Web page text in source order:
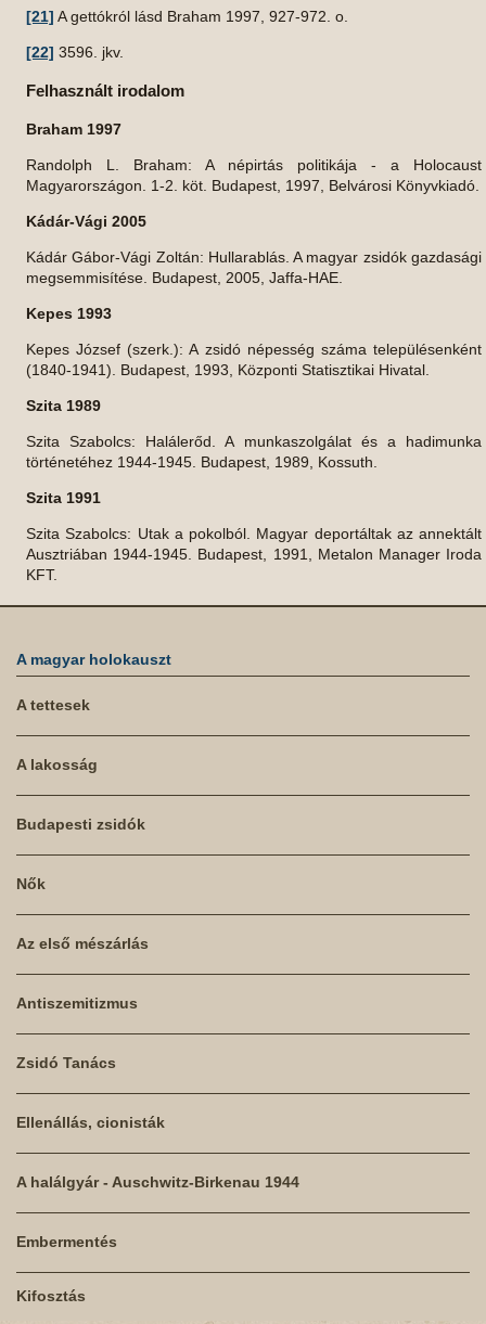
[21] A gettókról lásd Braham 1997, 927-972. o.
[22] 3596. jkv.
Felhasznált irodalom
Braham 1997
Randolph L. Braham: A népirtás politikája - a Holocaust
Magyarországon. 1-2. köt. Budapest, 1997, Belvárosi Könyvkiadó.
Kádár-Vági 2005
Kádár Gábor-Vági Zoltán: Hullarablás. A magyar zsidók gazdasági
megsemmisítése. Budapest, 2005, Jaffa-HAE.
Kepes 1993
Kepes József (szerk.): A zsidó népesség száma településenként
(1840-1941). Budapest, 1993, Központi Statisztikai Hivatal.
Szita 1989
Szita Szabolcs: Halálerőd. A munkaszolgálat és a hadimunka
történetéhez 1944-1945. Budapest, 1989, Kossuth.
Szita 1991
Szita Szabolcs: Utak a pokolból. Magyar deportáltak az annektált
Ausztriában 1944-1945. Budapest, 1991, Metalon Manager Iroda
KFT.
A magyar holokauszt
A tettesek
A lakosság
Budapesti zsidók
Nők
Az első mészárlás
Antiszemitizmus
Zsidó Tanács
Ellenállás, cionisták
A halálgyár - Auschwitz-Birkenau 1944
Embermentés
Kifosztás